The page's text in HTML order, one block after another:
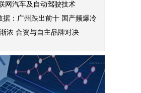
网汽车及自动驾驶技术
据：广州跌出前十 国产频爆冷
浓 合资与自主品牌对决